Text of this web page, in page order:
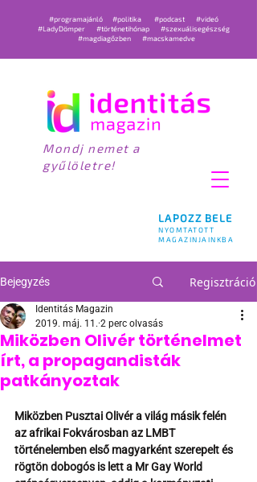
LAPOZZ BELE
NYOMTATOTT
MAGAZINJAINKBA
#programajánló #politika #podcast
#videó
#LadyDömper
#történetihónap
#szexuálisegészség
#magdiagőzben
#macskamedve
Mondj nemet a
gyűlöletre!
Bejegyzés Regisztráció
Miközben Olivér történelmet
írt, a propagandisták
patkányoztak
Identitás Magazin
2019. máj. 11. 2 perc olvasás
Miközben Pusztai Olivér a világ másik felén
az afrikai Fokvárosban az LMBT
történelemben első magyarként szerepelt és
rögtön dobogós is lett a Mr Gay World